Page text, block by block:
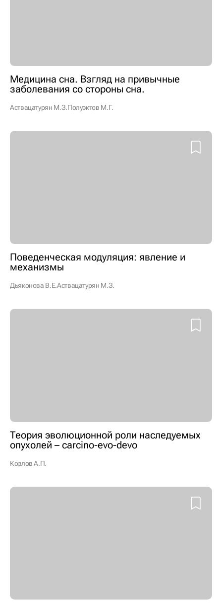
Медицина сна. Взгляд на привычные
заболевания со стороны сна.
Аствацатурян М.З.Полуэктов М.Г.
Поведенческая модуляция: явление и
механизмы
Дьяконова В.Е.Аствацатурян М.З.
Теория эволюционной роли наследуемых
опухолей – carcino-evo-devo
Козлов А.П.